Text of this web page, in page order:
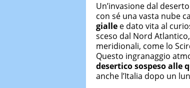
Un’invasione dal
con sé una vasta nube
gialle e dato vita al
sceso dal Nord
meridionali, come lo
Questo ingranaggio
desertico sospeso alle
anche l’Italia dopo un